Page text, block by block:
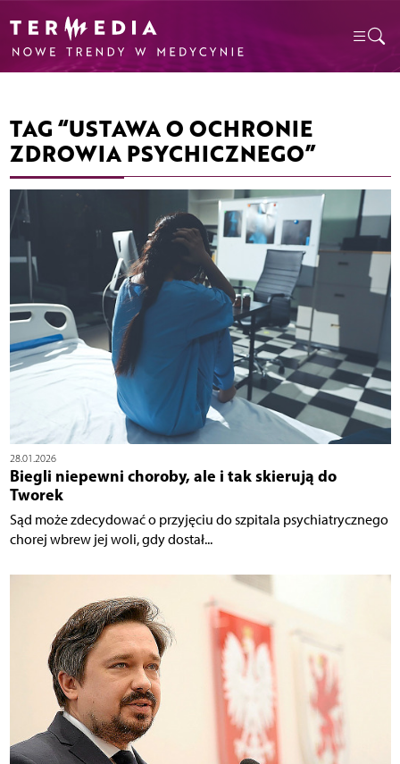
TAG “USTAWA O OCHRONIE
ZDROWIA PSYCHICZNEGO”
28.01.2026
Biegli niepewni choroby, ale i tak skierują do
Tworek
Sąd może zdecydować o przyjęciu do szpitala psychiatrycznego
chorej wbrew jej woli, gdy dostał...